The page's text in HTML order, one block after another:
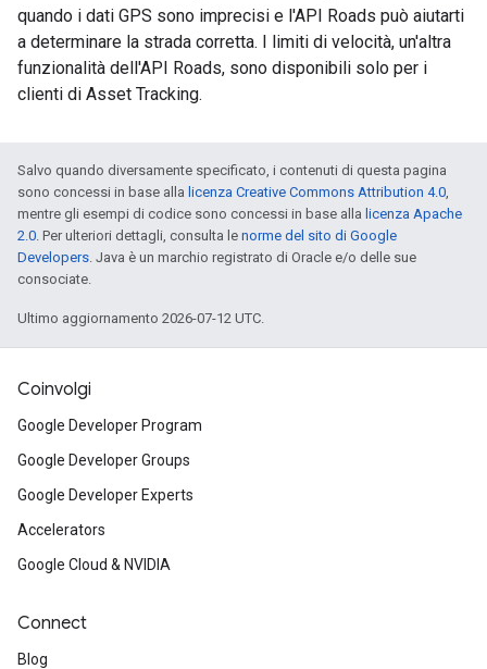
quando i dati GPS sono imprecisi e l'API Roads può aiutarti
a determinare la strada corretta. I limiti di velocità, un'altra
funzionalità dell'API Roads, sono disponibili solo per i
clienti di Asset Tracking.
Salvo quando diversamente specificato, i contenuti di questa pagina
sono concessi in base alla licenza Creative Commons Attribution 4.0,
mentre gli esempi di codice sono concessi in base alla licenza Apache
2.0. Per ulteriori dettagli, consulta le norme del sito di Google
Developers. Java è un marchio registrato di Oracle e/o delle sue
consociate.
Ultimo aggiornamento 2026-07-12 UTC.
Coinvolgi
Google Developer Program
Google Developer Groups
Google Developer Experts
Accelerators
Google Cloud & NVIDIA
Connect
Blog